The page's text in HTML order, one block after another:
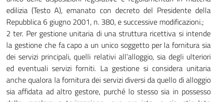
edilizia (Testo A), emanato con decreto del Presidente della
Repubblica 6 giugno 2001, n. 380, e successive modificazioni.;
2 ter. Per gestione unitaria di una struttura ricettiva si intende
la gestione che fa capo a un unico soggetto per la fornitura sia
dei servizi principali, quelli relativi all’alloggio, sia degli ulteriori
ed eventuali servizi forniti. La gestione si considera unitaria
anche qualora la fornitura dei servizi diversi da quello di alloggio
sia affidata ad altro gestore, purché lo stesso sia in possesso